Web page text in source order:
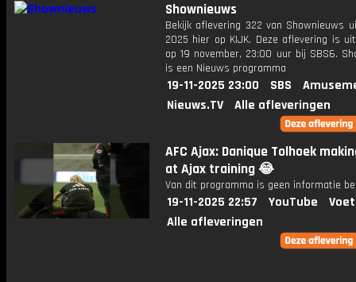
Shownieuws
Bekijk aflevering 322 van Shownieuws
2025 hier op KIJK. Deze aflevering is
op 19 november, 23:00 uur bij SBS6.
is een Nieuws programma
19-11-2025 23:00 SBS
Nieuws.TV
Alle afleveringen
AFC Ajax: Danique Tolhoek
at Ajax training 😂
Van dit programma is geen informatie
19-11-2025 22:57 YouTube
Alle afleveringen